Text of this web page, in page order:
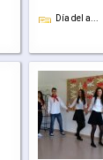
Día del a...